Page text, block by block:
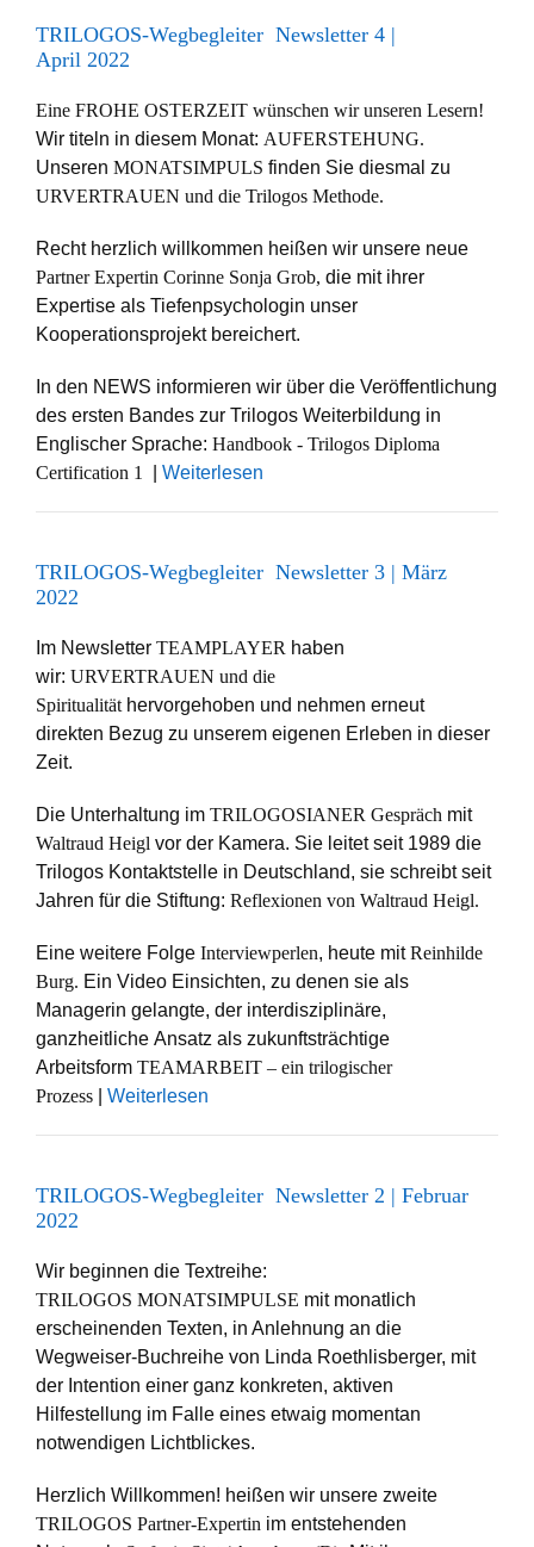
TRILOGOS-Wegbegleiter Newsletter 4 |
April 2022
Eine FROHE OSTERZEIT wünschen wir unseren Lesern!
Wir titeln in diesem Monat: AUFERSTEHUNG.
Unseren MONATSIMPULS finden Sie diesmal zu
URVERTRAUEN und die Trilogos Methode.
Recht herzlich willkommen heißen wir unsere neue
Partner Expertin Corinne Sonja Grob, die mit ihrer
Expertise als Tiefenpsychologin unser
Kooperationsprojekt bereichert.
In den NEWS informieren wir über die Veröffentlichung
des ersten Bandes zur Trilogos Weiterbildung in
Englischer Sprache: Handbook - Trilogos Diploma
Certification 1
Weiterlesen
TRILOGOS-Wegbegleiter Newsletter 3 | März
2022
Im Newsletter TEAMPLAYER haben
wir: URVERTRAUEN und die
Spiritualität hervorgehoben und nehmen erneut
direkten Bezug zu unserem eigenen Erleben in dieser
Zeit.
Die Unterhaltung im TRILOGOSIANER Gespräch mit
Waltraud Heigl vor der Kamera. Sie leitet seit 1989 die
Trilogos Kontaktstelle in Deutschland, sie schreibt seit
Jahren für die Stiftung: Reflexionen von Waltraud Heigl.
Eine weitere Folge Interviewperlen, heute mitReinhilde
Burg. Ein Video Einsichten, zu denen sie als
Managerin gelangte, der interdisziplinäre,
ganzheitliche Ansatz als zukunftsträchtige
Arbeitsform TEAMARBEIT – ein trilogischer
Prozess
Weiterlesen
TRILOGOS-Wegbegleiter Newsletter 2 | Februar
2022
Wir beginnen die Textreihe:
TRILOGOS MONATSIMPULSE mit monatlich
erscheinenden Texten, in Anlehnung an die
Wegweiser-Buchreihe von Linda Roethlisberger, mit
der Intention einer ganz konkreten, aktiven
Hilfestellung im Falle eines etwaig momentan
notwendigen Lichtblickes.
Herzlich Willkommen! heißen wir unsere zweite
TRILOGOS Partner-Expertin im entstehenden